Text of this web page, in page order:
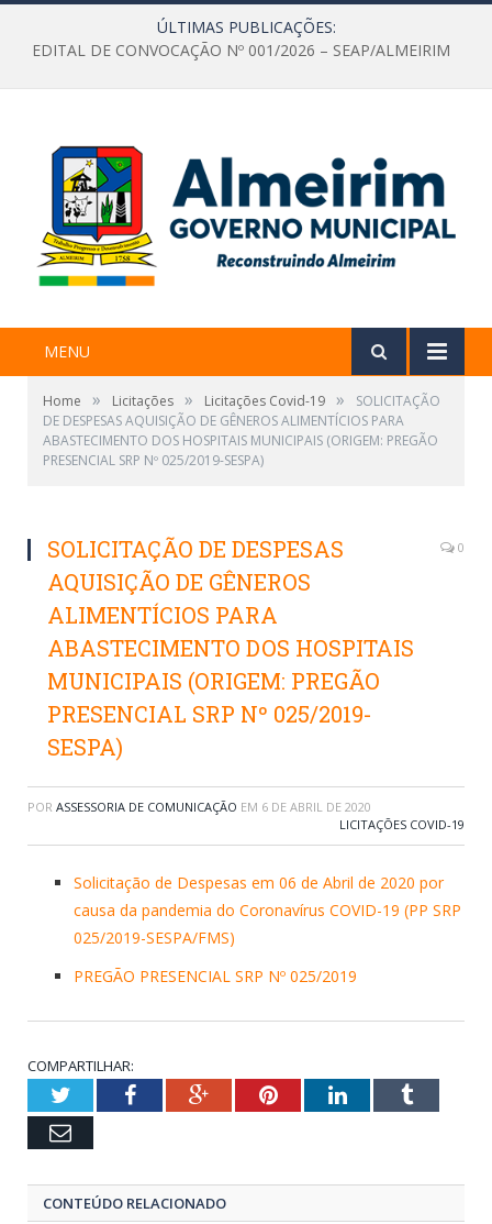
ÚLTIMAS PUBLICAÇÕES:
EDITAL DE CONVOCAÇÃO Nº 001/2026 – SEAP/ALMEIRIM
MENU
Home » Licitações » Licitações Covid-19 »
SOLICITAÇÃO
DE DESPESAS AQUISIÇÃO DE GÊNEROS ALIMENTÍCIOS PARA
ABASTECIMENTO DOS HOSPITAIS MUNICIPAIS (ORIGEM: PREGÃO
PRESENCIAL SRP Nº 025/2019-SESPA)
SOLICITAÇÃO DE DESPESAS
AQUISIÇÃO DE GÊNEROS
ALIMENTÍCIOS PARA
ABASTECIMENTO DOS HOSPITAIS
MUNICIPAIS (ORIGEM: PREGÃO
PRESENCIAL SRP Nº 025/2019-
SESPA)
0
POR ASSESSORIA DE COMUNICAÇÃO EM 6 DE ABRIL DE 2020
LICITAÇÕES COVID-19
Solicitação de Despesas em 06 de Abril de 2020 por
causa da pandemia do Coronavírus COVID-19 (PP SRP
025/2019-SESPA/FMS)
PREGÃO PRESENCIAL SRP Nº 025/2019
COMPARTILHAR:
TwitterFacebookGoogle+PinterestLinkedInTumblr
Email
CONTEÚDO RELACIONADO